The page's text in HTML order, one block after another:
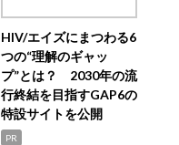
HIV/エイズにまつわる6
つの“理解のギャッ
プ”とは？ 2030年の流
行終結を目指すGAP6の
特設サイトを公開
PR